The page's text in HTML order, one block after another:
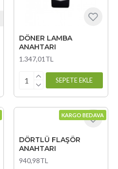
DÖNER LAMBA
ANAHTARI
1.347,01TL
SEPETE EKLE
KARGO BEDAVA
DÖRTLÜ FLAŞÖR
ANAHTARI
940,98TL